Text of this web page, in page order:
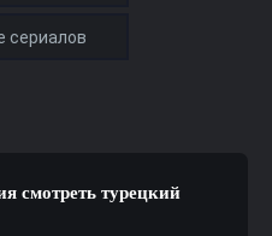
смотреть турецкий